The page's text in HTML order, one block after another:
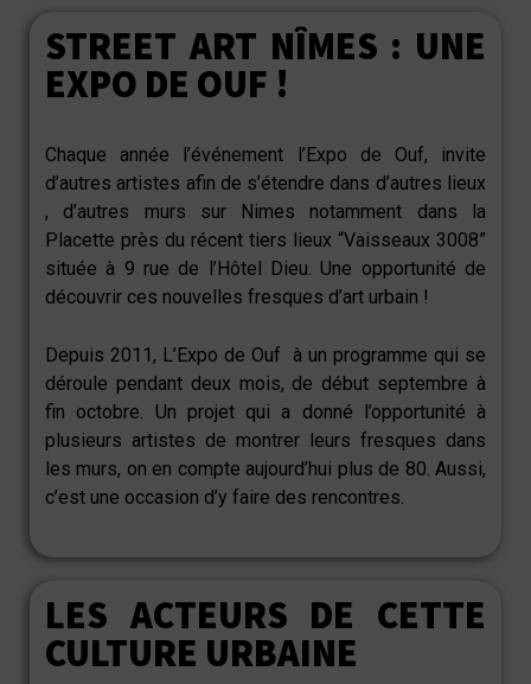
STREET ART NÎMES : UNE
EXPO DE OUF !
Chaque année l’événement l’Expo de Ouf, invite
d’autres artistes afin de s’étendre dans d’autres lieux
, d’autres murs sur Nimes notamment dans la
Placette près du récent tiers lieux “Vaisseaux 3008”
située à 9 rue de l’Hôtel Dieu. Une opportunité de
découvrir ces nouvelles fresques d’art urbain !
Depuis 2011, L’Expo de Ouf à un programme qui se
déroule pendant deux mois, de début septembre à
fin octobre. Un projet qui a donné l’opportunité à
plusieurs artistes de montrer leurs fresques dans
les murs, on en compte aujourd’hui plus de 80. Aussi,
c’est une occasion d’y faire des rencontres.
LES ACTEURS DE CETTE
CULTURE URBAINE